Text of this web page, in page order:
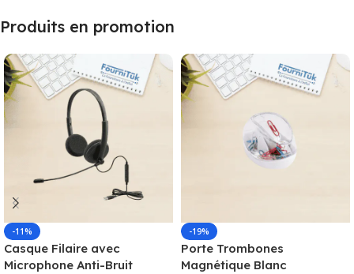
Produits en promotion
-11%
Casque Filaire avec
Microphone Anti-Bruit
-19%
Porte Trombones
Magnétique Blanc